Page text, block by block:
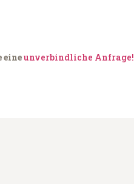
eineunverbindliche Anfrage!